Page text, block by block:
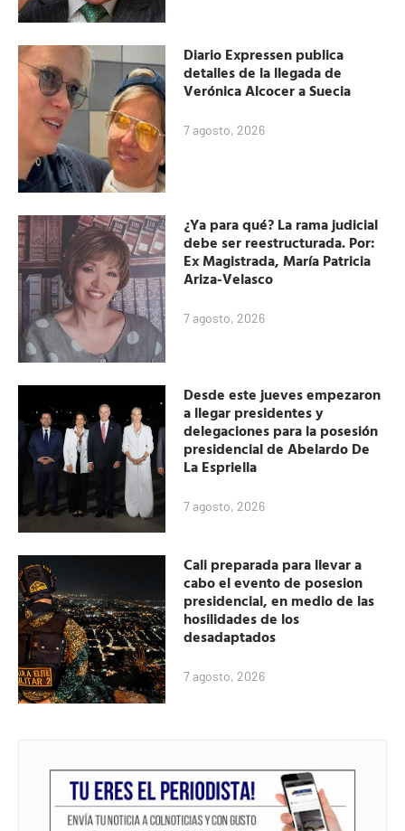
Diario Expressen publica
detalles de la llegada de
Verónica Alcocer a Suecia
7 agosto, 2026
¿Ya para qué? La rama judicial
debe ser reestructurada. Por:
Ex Magistrada, María Patricia
Ariza-Velasco
7 agosto, 2026
Desde este jueves empezaron
a llegar presidentes y
delegaciones para la posesión
presidencial de Abelardo De
La Espriella
7 agosto, 2026
Cali preparada para llevar a
cabo el evento de posesion
presidencial, en medio de las
hosilidades de los
desadaptados
7 agosto, 2026